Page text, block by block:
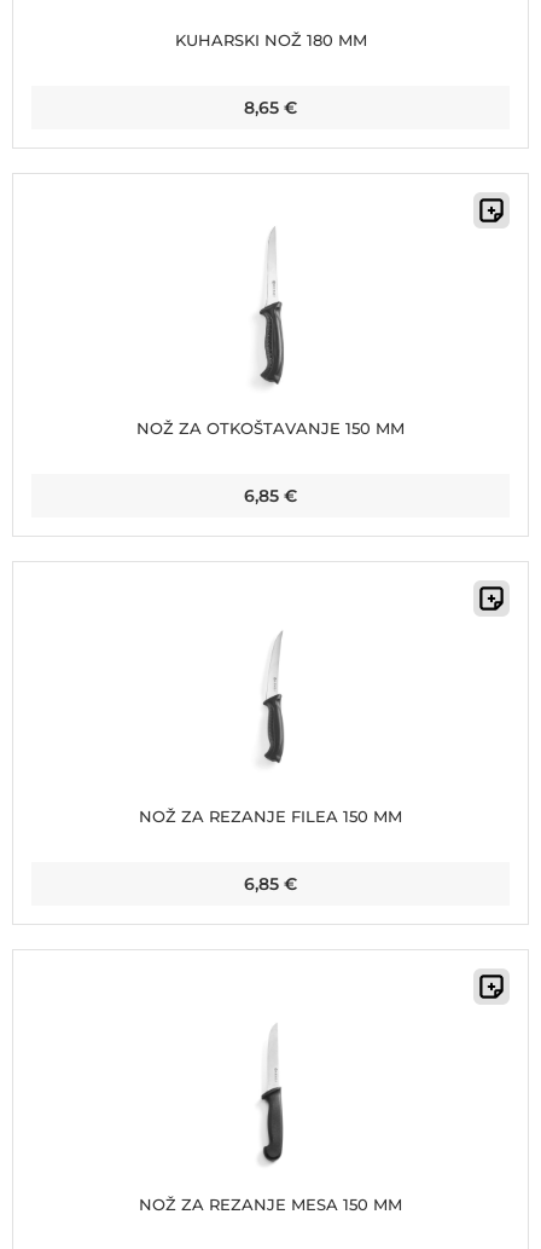
KUHARSKI NOŽ 180 MM
8,65 €
NOŽ ZA OTKOŠTAVANJE 150 MM
6,85 €
NOŽ ZA REZANJE FILEA 150 MM
6,85 €
NOŽ ZA REZANJE MESA 150 MM